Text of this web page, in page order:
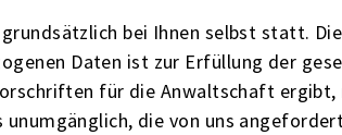
bei Ihnen selbst statt.
Daten ist zur Erfüllung der
für die Anwaltschaft
die von uns